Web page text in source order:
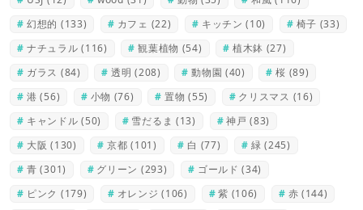
幻想的 (133) カフェ (22) キッチン (10) 椅子 (33)
ナチュラル (116) 観葉植物 (54) 植木鉢 (27)
ガラス (84) 透明 (208) 動物園 (40) 桜 (89)
港 (56) 小物 (76) 置物 (55) クリスマス (16)
キャンドル (50) 雪だるま (13) 神戸 (83)
大阪 (130) 京都 (101) 白 (77) 緑 (245)
青 (301) グリーン (293) ゴールド (34)
ピンク (179) オレンジ (106) 紫 (106) 赤 (144)